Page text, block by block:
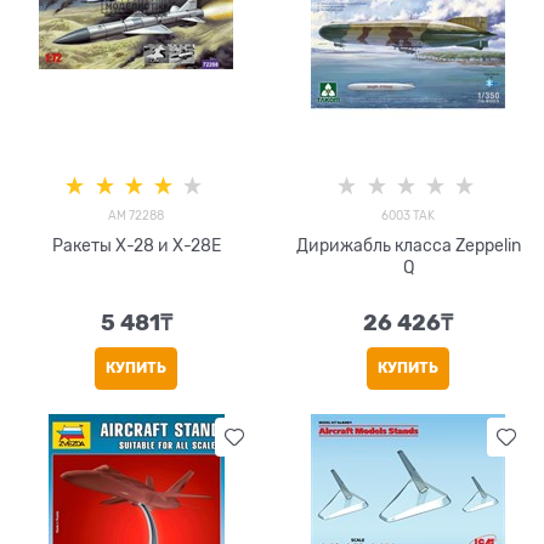
AM 72288
Ракеты Х-28 и Х-28E
5 481₸
КУПИТЬ
6003 TAK
Дирижабль класса Zeppelin
Q
26 426₸
КУПИТЬ